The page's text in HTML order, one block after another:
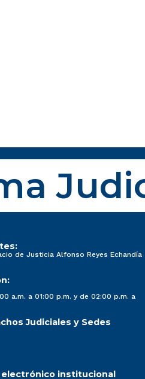
de Justicia Alfonso Reyes Echandía
a.m. a 01:00 p.m. y de 02:00 p.m. a
Judiciales y Sedes
electrónico institucional